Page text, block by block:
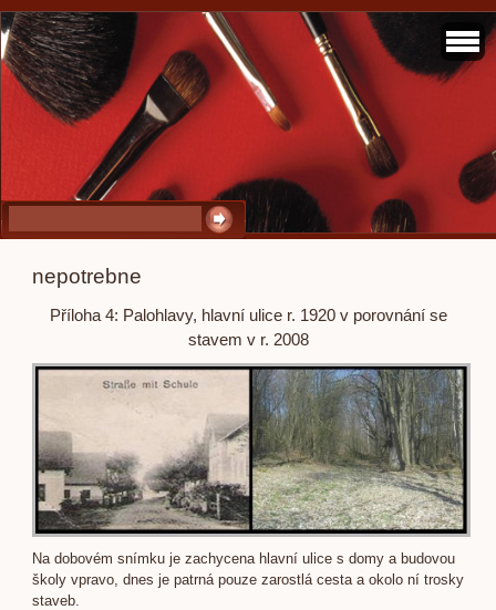
nepotrebne
Příloha 4: Palohlavy, hlavní ulice r. 1920 v porovnání se
stavem v r. 2008
Na dobovém snímku je zachycena hlavní ulice s domy a budovou
školy vpravo, dnes je patrná pouze zarostlá cesta a okolo ní trosky
staveb.